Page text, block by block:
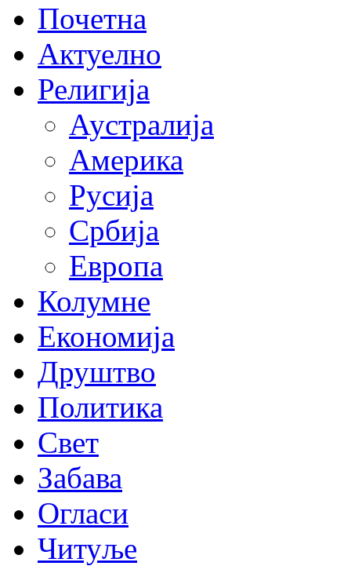
Почетна
Актуелно
Религија
Аустралија
Америка
Русија
Србија
Европа
Колумне
Економија
Друштво
Политика
Свет
Забава
Огласи
Читуље